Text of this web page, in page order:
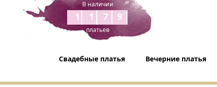
В наличии
1179
платьев
Свадебные платья Вечерние платья